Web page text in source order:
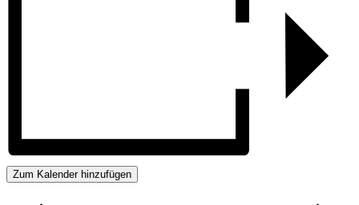
Zum Kalender hinzufügen